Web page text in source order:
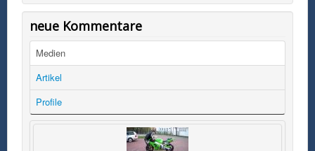
neue Kommentare
Medien
Artikel
Profile